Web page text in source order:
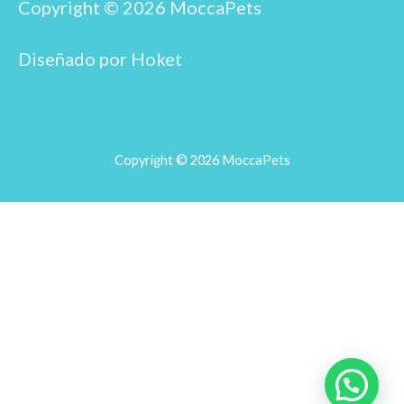
k
a
Copyright © 2026 MoccaPets
Diseñado por Hoket
Copyright © 2026 MoccaPets